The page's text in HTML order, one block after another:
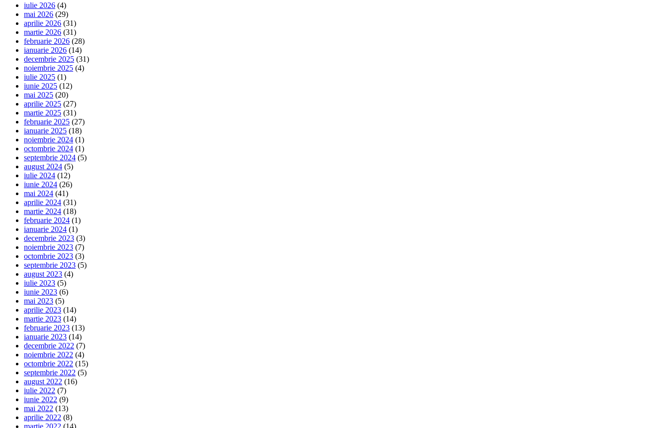
iulie 2026 (4)
mai 2026 (29)
aprilie 2026 (31)
martie 2026 (31)
februarie 2026 (28)
ianuarie 2026 (14)
decembrie 2025 (31)
noiembrie 2025 (4)
iulie 2025 (1)
iunie 2025 (12)
mai 2025 (20)
aprilie 2025 (27)
martie 2025 (31)
februarie 2025 (27)
ianuarie 2025 (18)
noiembrie 2024 (1)
octombrie 2024 (1)
septembrie 2024 (5)
august 2024 (5)
iulie 2024 (12)
iunie 2024 (26)
mai 2024 (41)
aprilie 2024 (31)
martie 2024 (18)
februarie 2024 (1)
ianuarie 2024 (1)
decembrie 2023 (3)
noiembrie 2023 (7)
octombrie 2023 (3)
septembrie 2023 (5)
august 2023 (4)
iulie 2023 (5)
iunie 2023 (6)
mai 2023 (5)
aprilie 2023 (14)
martie 2023 (14)
februarie 2023 (13)
ianuarie 2023 (14)
decembrie 2022 (7)
noiembrie 2022 (4)
octombrie 2022 (15)
septembrie 2022 (5)
august 2022 (16)
iulie 2022 (7)
iunie 2022 (9)
mai 2022 (13)
aprilie 2022 (8)
martie 2022 (14)